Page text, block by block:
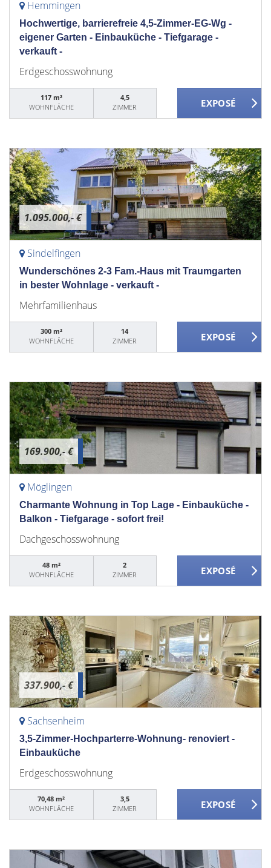
Hemmingen
Hochwertige, barrierefreie 4,5-Zimmer-EG-Wg -
eigener Garten - Einbauküche - Tiefgarage -
verkauft -
Erdgeschosswohnung
117 m²
WOHNFLÄCHE
4,5
ZIMMER
1.095.000,- €
Sindelfingen
Wunderschönes 2-3 Fam.-Haus mit Traumgarten
in bester Wohnlage - verkauft -
Mehrfamilienhaus
300 m²
WOHNFLÄCHE
14
ZIMMER
169.900,- €
Möglingen
Charmante Wohnung in Top Lage - Einbauküche -
Balkon - Tiefgarage - sofort frei!
Dachgeschosswohnung
48 m²
WOHNFLÄCHE
2
ZIMMER
337.900,- €
Sachsenheim
3,5-Zimmer-Hochparterre-Wohnung- renoviert -
Einbauküche
Erdgeschosswohnung
70,48 m²
WOHNFLÄCHE
3,5
ZIMMER